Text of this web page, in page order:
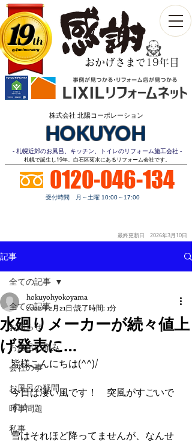
おかげさまで19年目
th
19
Anniversary​
株式会社 北陽コーポレーション
HOKUYOH
- 札幌近郊のお風呂、キッチン、トイレのリフォーム施工会社 -
​札幌で誕生し19年、白石区菊水にあるリフォーム会社です。
0120-046-134
受付時間 月～土曜 10:00～17:00
最終更新日 2026年3月10日
記事
全ての記事
お知らせ
お風呂の痛み
会社の事
お風呂の疑問
時事問題
私事
全ての記事
水廻りメーカーが続々値上
げ発表に…
hokuyohyokoyama
2022年2月21日 読了時間: 1分
皆様こんにちは(^^)/
今日は凄い風です！　突風がすごいで
す！
雪はそれほど降ってませんが、なんせ